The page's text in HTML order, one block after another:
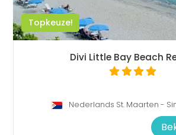
Topkeuze!
Divi Little Bay Beach
Nederlands St. Maarten -